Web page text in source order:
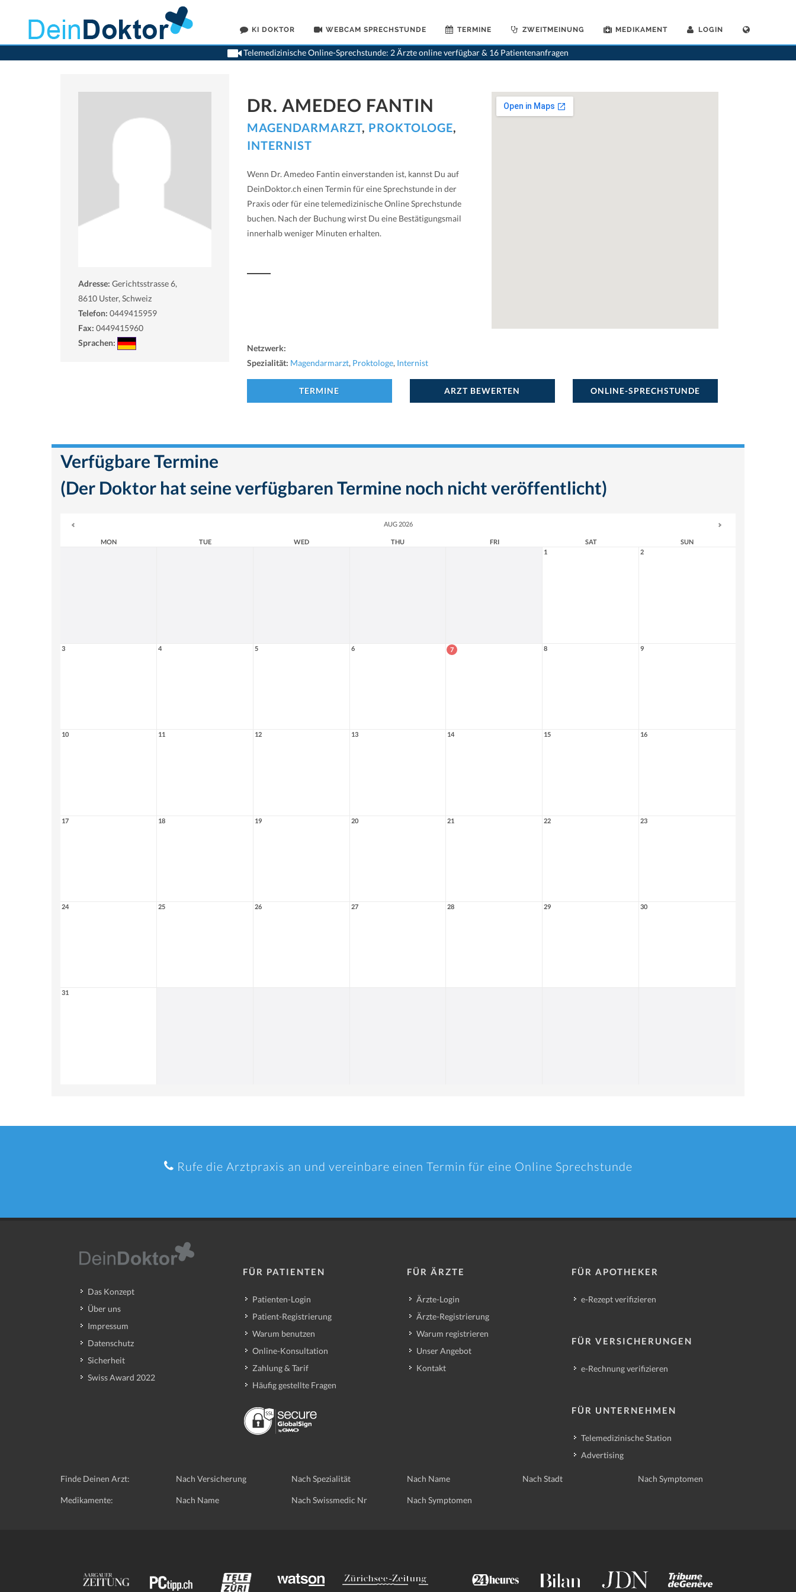
KI DOKTOR WEBCAM SPRECHSTUNDE TERMINE ZWEITMEINUNG MEDIKAMENT LOGIN
Telemedizinische Online-Sprechstunde: 2 Ärzte online verfügbar & 16 Patientenanfragen
>Magen-darmaerzte>Uster>Dr. Amedeo Fantin>Termin mit Dr. Amedeo Fantin
Adresse: Gerichtsstrasse 6,
8610 Uster, Schweiz
Telefon: 0449415959
Fax: 0449415960
Sprachen:
DR. AMEDEO FANTIN
MAGENDARMARZT, PROKTOLOGE,
INTERNIST
Wenn Dr. Amedeo Fantin einverstanden ist, kannst Du auf
DeinDoktor.ch einen Termin für eine Sprechstunde in der
Praxis oder für eine telemedizinische Online Sprechstunde
buchen. Nach der Buchung wirst Du eine Bestätigungsmail
innerhalb weniger Minuten erhalten.
Netzwerk:
Spezialität: Magendarmarzt, Proktologe, Internist
TERMINE ARZT BEWERTEN ONLINE-SPRECHSTUNDE
Verfügbare Termine
(Der Doktor hat seine verfügbaren Termine noch nicht veröffentlicht)
AUG 2026
MON TUE WED THU FRI SAT
SUN
1
2
3 4 5 6 7 8 9
10 11 12 13 14 15 16
17 18 19 20 21 22 23
24 25 26 27 28 29 30
31
Rufe die Arztpraxis an und vereinbare einen Termin für eine Online Sprechstunde
Das Konzept
Über uns
Impressum
Datenschutz
Sicherheit
Swiss Award 2022
FÜR PATIENTEN
Patienten-Login
Patient-Registrierung
Warum benutzen
Online-Konsultation
Zahlung & Tarif
Häufig gestellte Fragen
FÜR ÄRZTE
Ärzte-Login
Ärzte-Registrierung
Warum registrieren
Unser Angebot
Kontakt
FÜR APOTHEKER
e-Rezept verifizieren
FÜR VERSICHERUNGEN
e-Rechnung verifizieren
FÜR UNTERNEHMEN
Telemedizinische Station
Advertising
Finde Deinen Arzt: Nach Versicherung Nach Spezialität Nach Name Nach Stadt Nach Symptomen
Medikamente: Nach Name Nach Swissmedic Nr Nach Symptomen